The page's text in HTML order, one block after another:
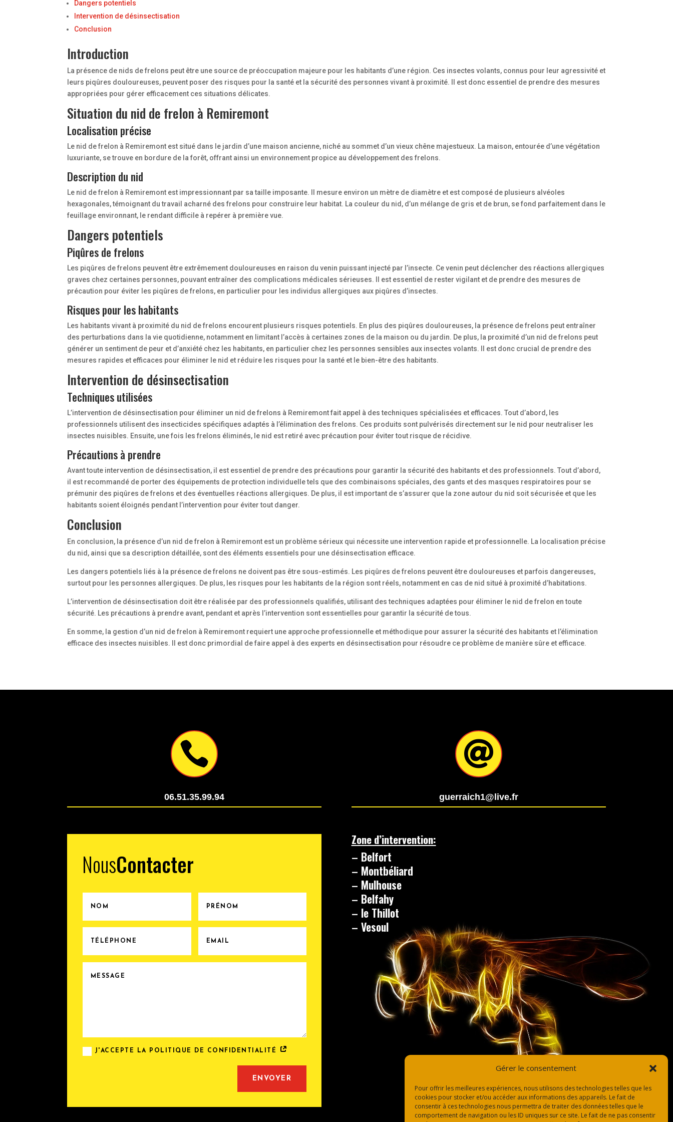
Gérer le consentement
Pour offrir les meilleures expériences, nous utilisons des technologies telles que les
cookies pour stocker et/ou accéder aux informations des appareils. Le fait de
consentir à ces technologies nous permettra de traiter des données telles que le
comportement de navigation ou les ID uniques sur ce site. Le fait de ne pas consentir
Dangers potentiels
Intervention de désinsectisation
Conclusion
Introduction
La présence de nids de frelons peut être une source de préoccupation majeure pour les habitants d’une région. Ces insectes volants, connus pour leur agressivité et
leurs piqûres douloureuses, peuvent poser des risques pour la santé et la sécurité des personnes vivant à proximité. Il est donc essentiel de prendre des mesures
appropriées pour gérer efficacement ces situations délicates.
Situation du nid de frelon à Remiremont
Localisation précise
Le nid de frelon à Remiremont est situé dans le jardin d’une maison ancienne, niché au sommet d’un vieux chêne majestueux. La maison, entourée d’une végétation
luxuriante, se trouve en bordure de la forêt, offrant ainsi un environnement propice au développement des frelons.
Description du nid
Le nid de frelon à Remiremont est impressionnant par sa taille imposante. Il mesure environ un mètre de diamètre et est composé de plusieurs alvéoles
hexagonales, témoignant du travail acharné des frelons pour construire leur habitat. La couleur du nid, d’un mélange de gris et de brun, se fond parfaitement dans le
feuillage environnant, le rendant difficile à repérer à première vue.
Dangers potentiels
Piqûres de frelons
Les piqûres de frelons peuvent être extrêmement douloureuses en raison du venin puissant injecté par l’insecte. Ce venin peut déclencher des réactions allergiques
graves chez certaines personnes, pouvant entraîner des complications médicales sérieuses. Il est essentiel de rester vigilant et de prendre des mesures de
précaution pour éviter les piqûres de frelons, en particulier pour les individus allergiques aux piqûres d’insectes.
Risques pour les habitants
Les habitants vivant à proximité du nid de frelons encourent plusieurs risques potentiels. En plus des piqûres douloureuses, la présence de frelons peut entraîner
des perturbations dans la vie quotidienne, notamment en limitant l’accès à certaines zones de la maison ou du jardin. De plus, la proximité d’un nid de frelons peut
générer un sentiment de peur et d’anxiété chez les habitants, en particulier chez les personnes sensibles aux insectes volants. Il est donc crucial de prendre des
mesures rapides et efficaces pour éliminer le nid et réduire les risques pour la santé et le bien-être des habitants.
Intervention de désinsectisation
Techniques utilisées
L’intervention de désinsectisation pour éliminer un nid de frelons à Remiremont fait appel à des techniques spécialisées et efficaces. Tout d’abord, les
professionnels utilisent des insecticides spécifiques adaptés à l’élimination des frelons. Ces produits sont pulvérisés directement sur le nid pour neutraliser les
insectes nuisibles. Ensuite, une fois les frelons éliminés, le nid est retiré avec précaution pour éviter tout risque de récidive.
Précautions à prendre
Avant toute intervention de désinsectisation, il est essentiel de prendre des précautions pour garantir la sécurité des habitants et des professionnels. Tout d’abord,
il est recommandé de porter des équipements de protection individuelle tels que des combinaisons spéciales, des gants et des masques respiratoires pour se
prémunir des piqûres de frelons et des éventuelles réactions allergiques. De plus, il est important de s’assurer que la zone autour du nid soit sécurisée et que les
habitants soient éloignés pendant l’intervention pour éviter tout danger.
Conclusion
En conclusion, la présence d’un nid de frelon à Remiremont est un problème sérieux qui nécessite une intervention rapide et professionnelle. La localisation précise
du nid, ainsi que sa description détaillée, sont des éléments essentiels pour une désinsectisation efficace.
Les dangers potentiels liés à la présence de frelons ne doivent pas être sous-estimés. Les piqûres de frelons peuvent être douloureuses et parfois dangereuses,
surtout pour les personnes allergiques. De plus, les risques pour les habitants de la région sont réels, notamment en cas de nid situé à proximité d’habitations.
L’intervention de désinsectisation doit être réalisée par des professionnels qualifiés, utilisant des techniques adaptées pour éliminer le nid de frelon en toute
sécurité. Les précautions à prendre avant, pendant et après l’intervention sont essentielles pour garantir la sécurité de tous.
En somme, la gestion d’un nid de frelon à Remiremont requiert une approche professionnelle et méthodique pour assurer la sécurité des habitants et l’élimination
efficace des insectes nuisibles. Il est donc primordial de faire appel à des experts en désinsectisation pour résoudre ce problème de manière sûre et efficace.

06.51.35.99.94

guerraich1@live.fr
NousContacter
J'ACCEPTE LA POLITIQUE DE CONFIDENTIALITÉ
ENVOYER
Zone d’intervention:
– Belfort
– Montbéliard
– Mulhouse
– Belfahy
– le Thillot
– Vesoul